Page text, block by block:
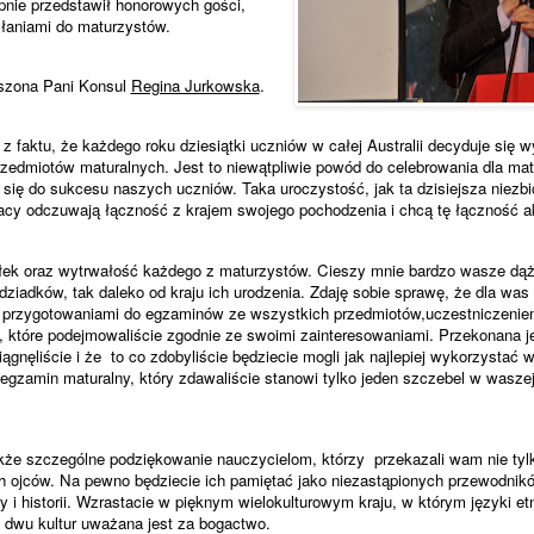
do maturzystów.
Pani Konsul Regina Jurkowska.
faktu, że każdego roku dziesiątki uczniów w całej Australii decyduje się
maturalnych. Jest to niewątpliwie powód do celebrowania dla
do sukcesu naszych uczniów. Taka uroczystość, jak ta dzisiejsza
odczuwają łączność z krajem swojego pochodzenia i chcą tę łączność
oraz wytrwałość każdego z maturzystów. Cieszy mnie bardzo wasze
tak daleko od kraju ich urodzenia. Zdaję sobie sprawę, że dla
przygotowaniami do egzaminów ze wszystkich
podejmowaliście zgodnie ze swoimi zainteresowaniami. Przekonana
i że to co zdobyliście będziecie mogli jak najlepiej wykorzystać
maturalny, który zdawaliście stanowi tylko jeden szczebel w
szczególne podziękowanie nauczycielom, którzy przekazali wam nie
ojców. Na pewno będziecie ich pamiętać jako niezastąpionych
i historii. Wzrastacie w pięknym wielokulturowym kraju, w którym języki
kultur uważana jest za bogactwo.